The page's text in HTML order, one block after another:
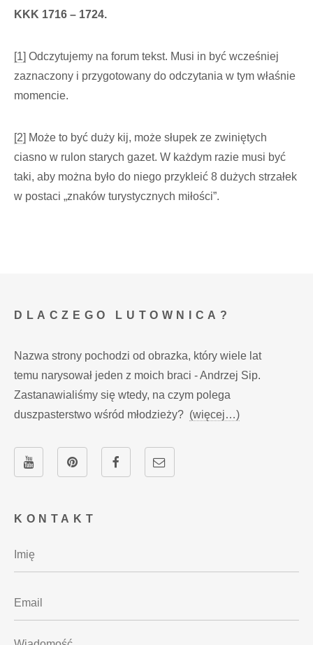
KKK 1716 – 1724.
[1] Odczytujemy na forum tekst. Musi in być wcześniej
zaznaczony i przygotowany do odczytania w tym właśnie
momencie.
[2] Może to być duży kij, może słupek ze zwiniętych
ciasno w rulon starych gazet. W każdym razie musi być
taki, aby można było do niego przykleić 8 dużych strzałek
w postaci „znaków turystycznych miłości”.
KONTAKT
DLACZEGO LUTOWNICA?
Nazwa strony pochodzi od obrazka, który wiele lat
temu narysował jeden z moich braci - Andrzej Sip.
Zastanawialiśmy się wtedy, na czym polega
duszpasterstwo wśród młodzieży? (więcej…)